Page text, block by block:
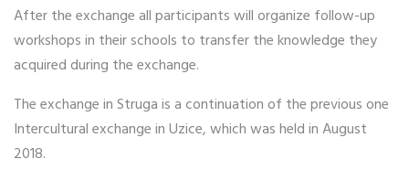
After the exchange all participants will organize follow-up
workshops in their schools to transfer the knowledge they
acquired during the exchange.
The exchange in Struga is a continuation of the previous one
Intercultural exchange in Uzice, which was held in August
2018.